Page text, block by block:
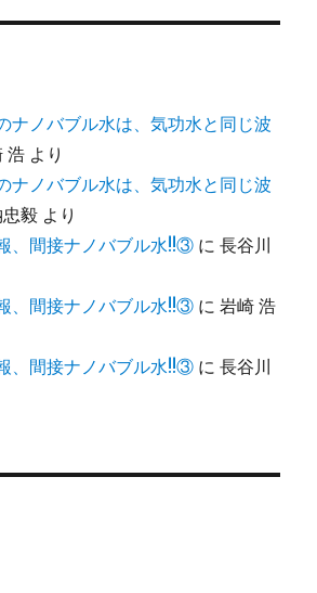
ナノバブル水は、気功水と同じ波
浩 より
ナノバブル水は、気功水と同じ波
毅 より
、間接ナノバブル水!!③ に長谷川
、間接ナノバブル水!!③ に岩崎 浩
、間接ナノバブル水!!③ に長谷川